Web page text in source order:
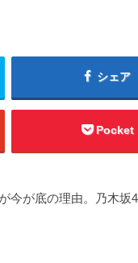
シェア
Pocket
今が底の理由。乃木